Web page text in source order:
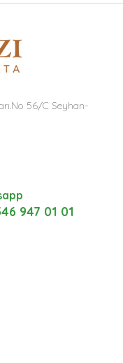
56/C Seyhan-
947 01 01